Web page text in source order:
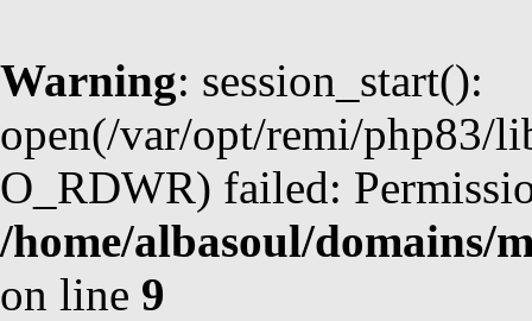
Warning: session_start():
open(/var/opt/remi/php83/
O_RDWR) failed:
/home/albasoul/domains/
on line 9